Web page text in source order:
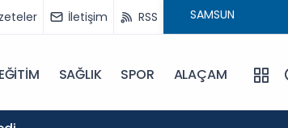
İletişim RSS
EĞİTİM SAĞLIK SPOR ALAÇAM